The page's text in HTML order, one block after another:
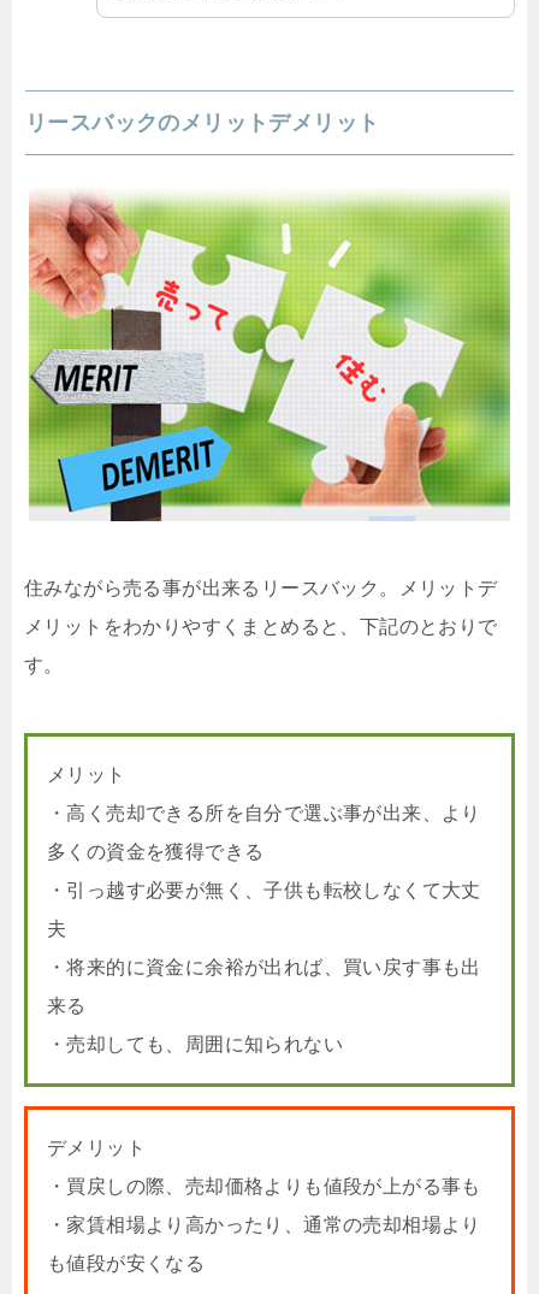
リースバックのメリットデメリット
住みながら売る事が出来るリースバック。メリットデ
メリットをわかりやすくまとめると、下記のとおりで
す。
メリット
・高く売却できる所を自分で選ぶ事が出来、より
多くの資金を獲得できる
・引っ越す必要が無く、子供も転校しなくて大丈
夫
・将来的に資金に余裕が出れば、買い戻す事も出
来る
・売却しても、周囲に知られない
デメリット
・買戻しの際、売却価格よりも値段が上がる事も
・家賃相場より高かったり、通常の売却相場より
も値段が安くなる